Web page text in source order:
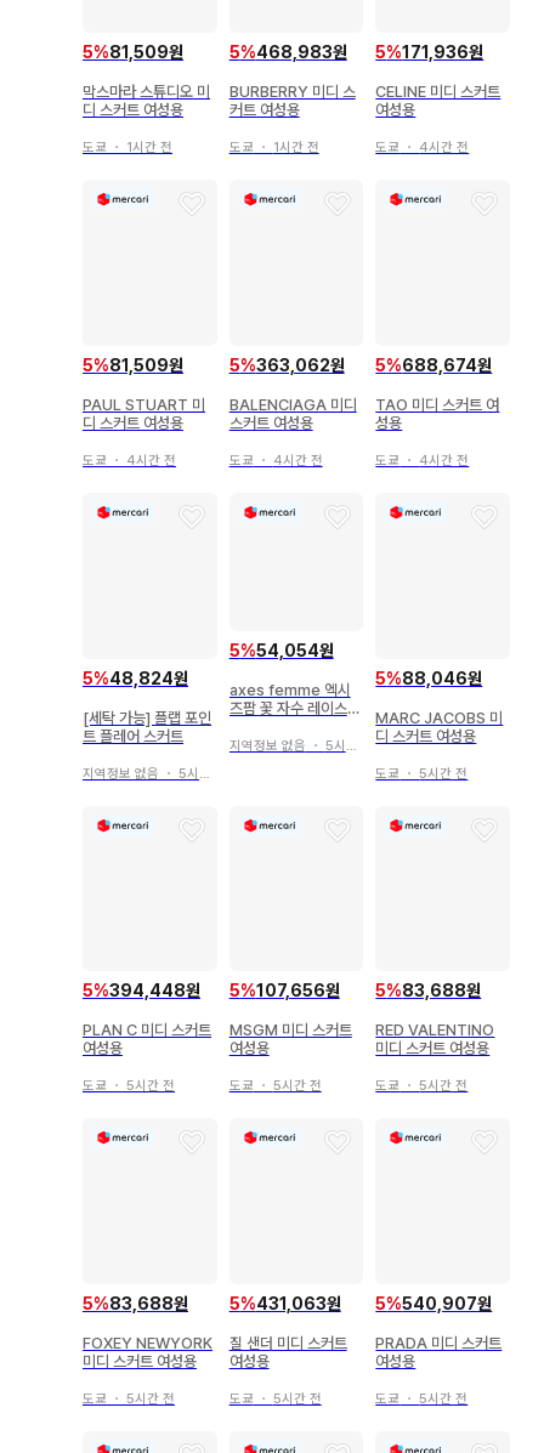
5%81,509원
막스마라 스튜디오 미
디 스커트 여성용
도쿄 ・ 1시간 전
5%468,983원
BURBERRY 미디 스
커트 여성용
도쿄 ・ 1시간 전
5%171,936원
CELINE 미디 스커트
여성용
도쿄 ・ 4시간 전
5%81,509원
PAUL STUART 미
디 스커트 여성용
도쿄 ・ 4시간 전
5%363,062원
BALENCIAGA 미디
스커트 여성용
도쿄 ・ 4시간 전
5%688,674원
TAO 미디 스커트 여
성용
도쿄 ・ 4시간 전
5%48,824원
[세탁 가능] 플랩 포인
트 플레어 스커트
지역정보 없음 ・ 5시간 전
5%54,054원
axes femme 엑시
즈팜 꽃 자수 레이스
지역정보 없음 ・ 5시간 전
5%88,046원
MARC JACOBS 미
디 스커트 여성용
도쿄 ・5시간 전
5%394,448원
PLAN C 미디 스커트
여성용
도쿄 ・ 5시간 전
5%107,656원
MSGM 미디 스커트
여성용
도쿄 ・ 5시간 전
5%83,688원
RED VALENTINO
미디 스커트 여성용
도쿄 ・5시간 전
5%83,688원
FOXEY NEWYORK
미디 스커트 여성용
도쿄 ・ 5시간 전
5%431,063원
질 샌더 미디 스커트
여성용
도쿄 ・ 5시간 전
5%540,907원
PRADA 미디 스커트
여성용
도쿄 ・5시간 전